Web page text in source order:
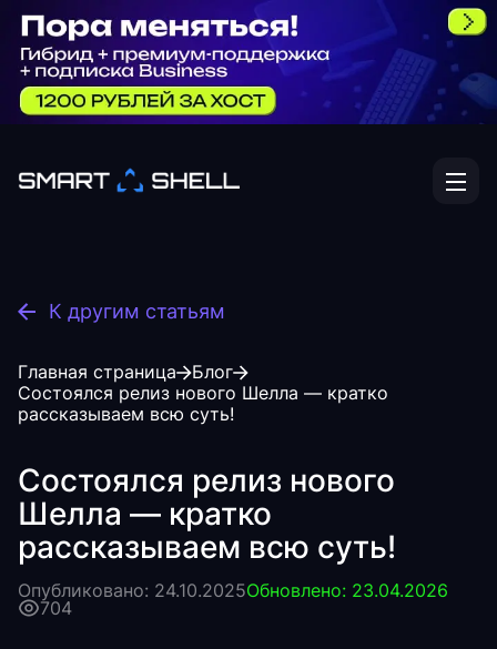
К другим статьям
Главная страница
Блог
Состоялся релиз нового Шелла — кратко
рассказываем всю суть!
Состоялся релиз нового
Шелла — кратко
рассказываем всю суть!
Опубликовано: 24.10.2025Обновлено: 23.04.2026
704